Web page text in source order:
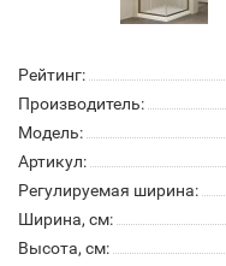
Рейтинг:
Производитель:
Модель:
Артикул:
Регулируемая ширина:
Ширина, см:
Высота, см: